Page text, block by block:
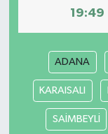
19:49
ADANA
KARAISALI
SAİMBEYLİ